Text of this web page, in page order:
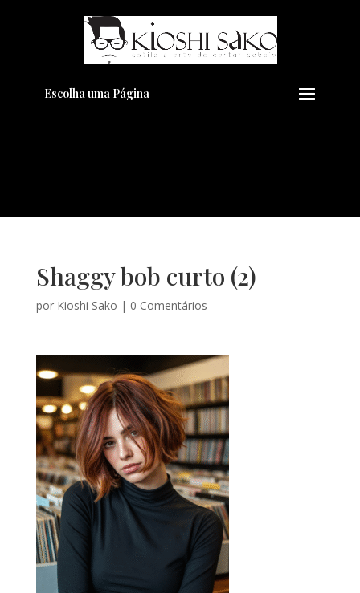
Escolha uma Página
Shaggy bob curto (2)
por Kioshi Sako | 0 Comentários
Pensando em transformar seu
Visual??